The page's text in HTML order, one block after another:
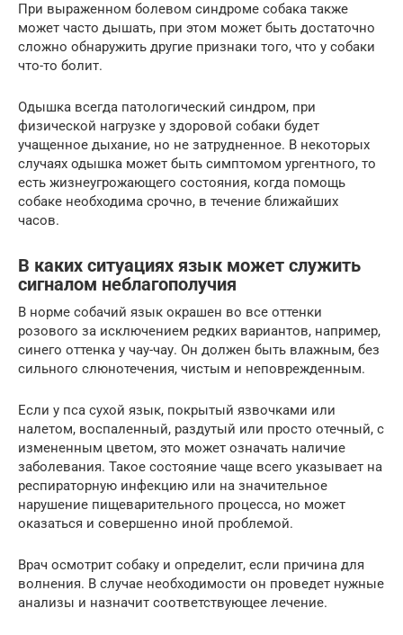
При выраженном болевом синдроме собака также
может часто дышать, при этом может быть достаточно
сложно обнаружить другие признаки того, что у собаки
что-то болит.
Одышка всегда патологический синдром, при
физической нагрузке у здоровой собаки будет
учащенное дыхание, но не затрудненное. В некоторых
случаях одышка может быть симптомом ургентного, то
есть жизнеугрожающего состояния, когда помощь
собаке необходима срочно, в течение ближайших
часов.
В каких ситуациях язык может служить
сигналом неблагополучия
В норме собачий язык окрашен во все оттенки
розового за исключением редких вариантов, например,
синего оттенка у чау-чау. Он должен быть влажным, без
сильного слюнотечения, чистым и неповрежденным.
Если у пса сухой язык, покрытый язвочками или
налетом, воспаленный, раздутый или просто отечный, с
измененным цветом, это может означать наличие
заболевания. Такое состояние чаще всего указывает на
респираторную инфекцию или на значительное
нарушение пищеварительного процесса, но может
оказаться и совершенно иной проблемой.
Врач осмотрит собаку и определит, если причина для
волнения. В случае необходимости он проведет нужные
анализы и назначит соответствующее лечение.